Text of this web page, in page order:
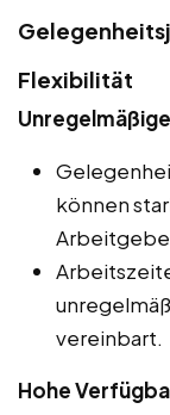
Flexibilität
können
vereinbart.
Hohe